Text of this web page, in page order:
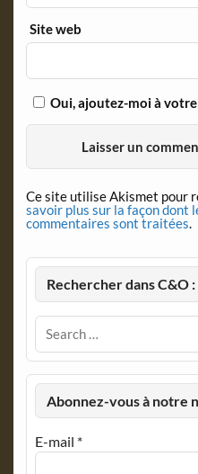
Site web
Oui, ajoutez-moi à
Ce site utilise Akismet pour
savoir plus sur la façon dont
commentaires sont traitées.
Rechercher dans C&O :
Abonnez-vous à notre
E-mail *